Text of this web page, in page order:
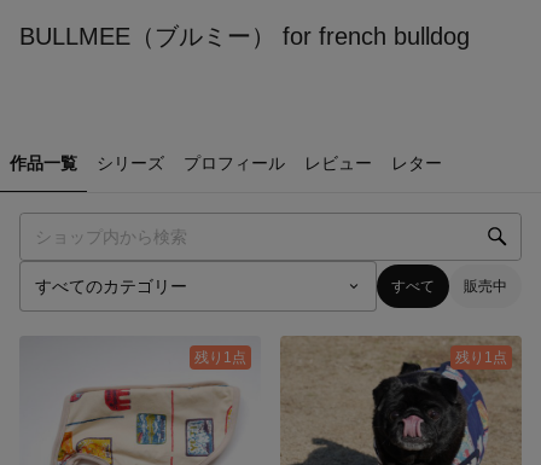
BULLMEE（ブルミー） for french bulldog
作品一覧 シリーズ プロフィール レビュー レター
すべて 販売中
残り1点 残り1点